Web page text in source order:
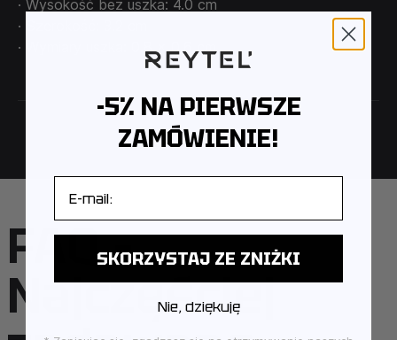
· Wysokość bez uszka: 4.0 cm
· Szerokość: 3.2 cm
· Wymiary uszka: 0.8 x 0.6 cm
FAQ –
Najczęściej
-5% NA PIERWSZE
ZAMÓWIENIE!
SKORZYSTAJ ZE ZNIŻKI
Nie, dziękuję